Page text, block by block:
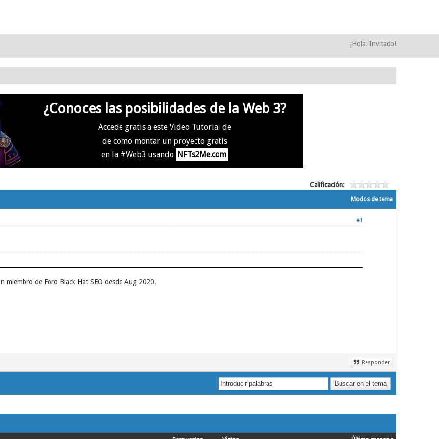
¡Hola, Invitado!
¿Conoces las posibilidades de la Web 3?
Accede gratis a este Video Tutorial de
de como montar un proyecto gratis
en la #Web3 usando NFTs2Me.com
Calificación:
Modos de tema
#1
miembro de Foro Black Hat SEO desde Aug 2020.
Responder